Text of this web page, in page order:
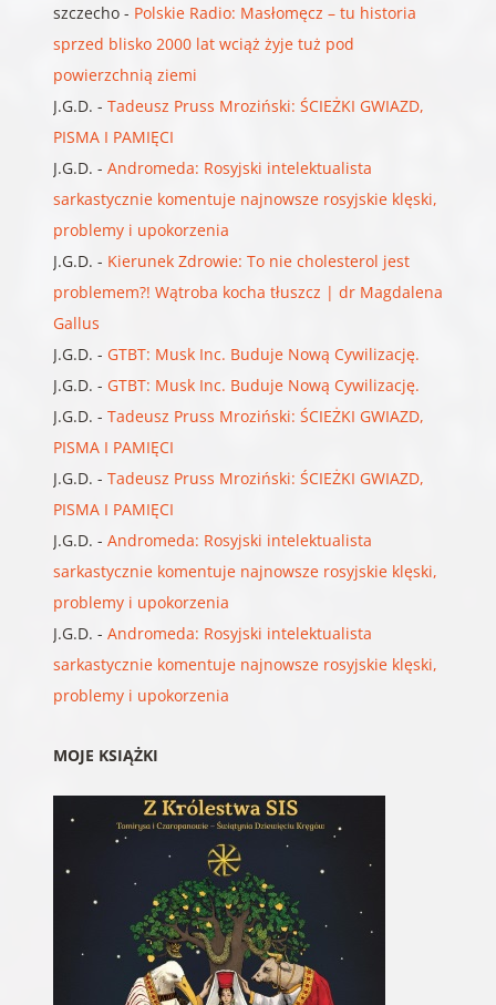
szczecho- Polskie Radio: Masłomęcz – tu historia
sprzed blisko 2000 lat wciąż żyje tuż pod
powierzchnią ziemi
J.G.D. - Tadeusz Pruss Mroziński: ŚCIEŻKI GWIAZD,
PISMA I PAMIĘCI
J.G.D. - Andromeda: Rosyjski intelektualista
sarkastycznie komentuje najnowsze rosyjskie klęski,
problemy i upokorzenia
J.G.D. - Kierunek Zdrowie: To nie cholesterol jest
problemem?! Wątroba kocha tłuszcz | dr Magdalena
Gallus
J.G.D. - GTBT: Musk Inc. Buduje Nową Cywilizację.
J.G.D. - GTBT: Musk Inc. Buduje Nową Cywilizację.
J.G.D. - Tadeusz Pruss Mroziński: ŚCIEŻKI GWIAZD,
PISMA I PAMIĘCI
J.G.D. - Tadeusz Pruss Mroziński: ŚCIEŻKI GWIAZD,
PISMA I PAMIĘCI
J.G.D. - Andromeda: Rosyjski intelektualista
sarkastycznie komentuje najnowsze rosyjskie klęski,
problemy i upokorzenia
J.G.D. - Andromeda: Rosyjski intelektualista
sarkastycznie komentuje najnowsze rosyjskie klęski,
problemy i upokorzenia
MOJE KSIĄŻKI